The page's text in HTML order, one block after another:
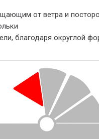
от ветра и
благодаря округлой